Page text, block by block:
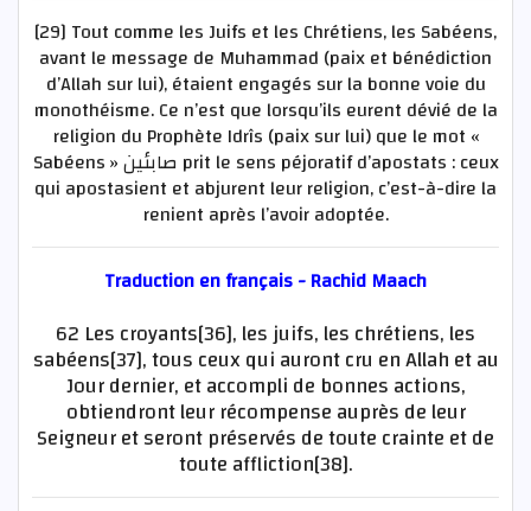
[29] Tout comme les Juifs et les Chrétiens, les Sabéens,
avant le message de Muhammad (paix et bénédiction
d’Allah sur lui), étaient engagés sur la bonne voie du
monothéisme. Ce n’est que lorsqu’ils eurent dévié de la
religion du Prophète Idrîs (paix sur lui) que le mot «
Sabéens » صابئين prit le sens péjoratif d’apostats : ceux
qui apostasient et abjurent leur religion, c’est-à-dire la
renient après l’avoir adoptée.
Traduction en français - Rachid Maach
62 Les croyants[36], les juifs, les chrétiens, les
sabéens[37], tous ceux qui auront cru en Allah et au
Jour dernier, et accompli de bonnes actions,
obtiendront leur récompense auprès de leur
Seigneur et seront préservés de toute crainte et de
toute affliction[38].